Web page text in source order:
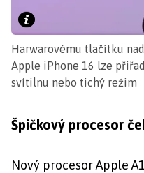
Harwarovému tlačítku
Apple iPhone 16 lze
svítilnu nebo tichý režim
Špičkový procesor
Nový procesor Apple